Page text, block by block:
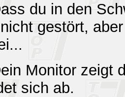
du in den
gestört,
Monitor zeigt
sich ab.